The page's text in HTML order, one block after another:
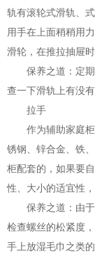
轨有滚轮式滑轨、
用手在上面稍稍用
滑轮，在推拉抽屉
保养之道：定期
查一下滑轨上有没
拉手
作为辅助家庭柜
锈钢、锌合金、铁
柜配套的，如果要
性、大小的适宜性
保养之道：由于
检查螺丝的松紧度
手上放湿毛巾之类